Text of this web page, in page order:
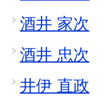
酒井 家次
酒井 忠次
井伊 直政